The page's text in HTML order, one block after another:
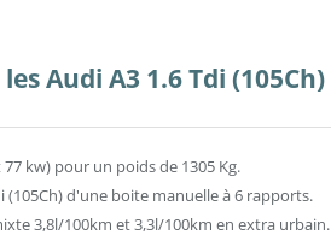
Audi A3 1.6 Tdi (105Ch)
kw) pour un poids de 1305 Kg.
(105Ch) d'une boite manuelle à 6 rapports.
3,8l/100km et 3,3l/100km en extra urbain.